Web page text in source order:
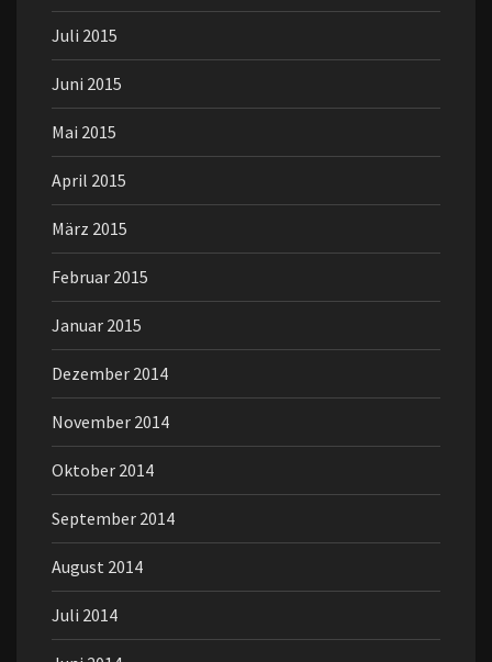
Juli 2015
Juni 2015
Mai 2015
April 2015
März 2015
Februar 2015
Januar 2015
Dezember 2014
November 2014
Oktober 2014
September 2014
August 2014
Juli 2014